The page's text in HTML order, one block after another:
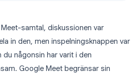
samtal, diskussionen var
in den, men inspelningsknappen var
någonsin har varit i den
Google Meet begränsar sin